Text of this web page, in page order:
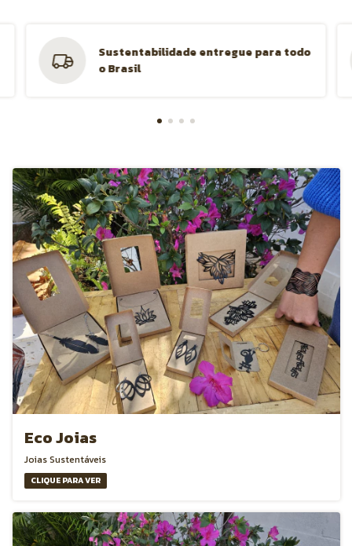
Sustentabilidade entregue para todo
o Brasil
Eco Joias
Joias Sustentáveis
CLIQUE PARA VER